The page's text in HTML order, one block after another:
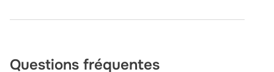
Questions fréquentes